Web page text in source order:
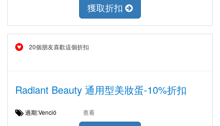
獲取折扣
20個朋友喜歡這個折扣
Radiant Beauty 通用型美妝蛋-10%折扣
過期:Venció 查看